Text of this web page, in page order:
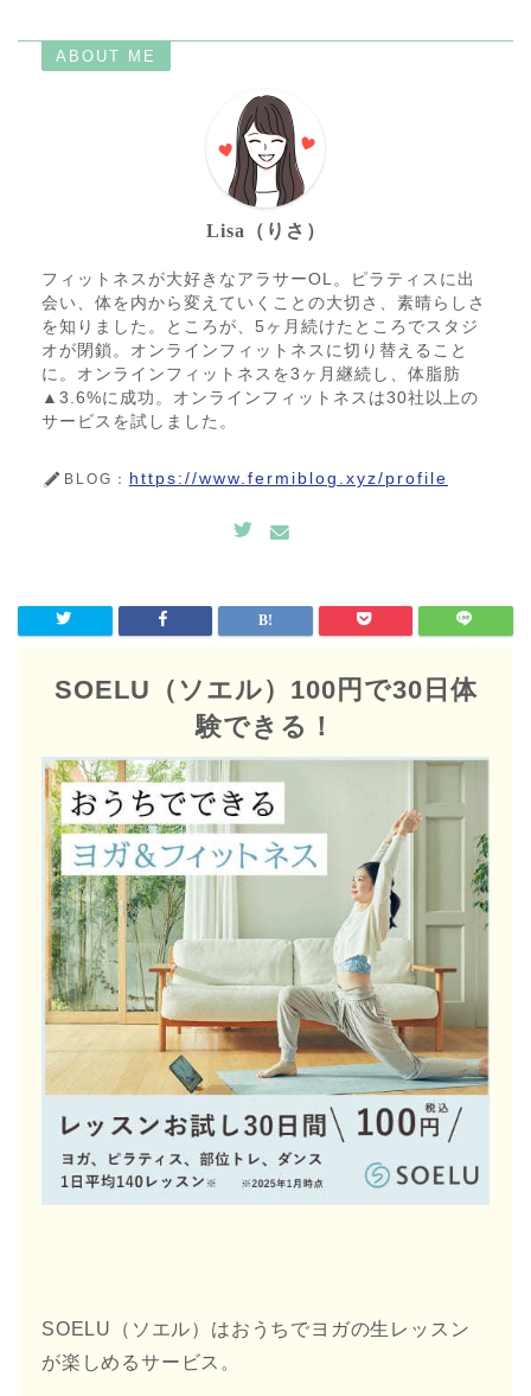
ABOUT ME
Lisa（りさ）
フィットネスが大好きなアラサーOL。ピラティスに出
会い、体を内から変えていくことの大切さ、素晴らしさ
を知りました。ところが、5ヶ月続けたところでスタジ
オが閉鎖。オンラインフィットネスに切り替えること
に。オンラインフィットネスを3ヶ月継続し、体脂肪
▲3.6%に成功。オンラインフィットネスは30社以上の
サービスを試しました。
BLOG： https://www.fermiblog.xyz/profile
SOELU（ソエル）100円で30日体
験できる！
SOELU（ソエル）はおうちでヨガの生レッスン
が楽しめるサービス。